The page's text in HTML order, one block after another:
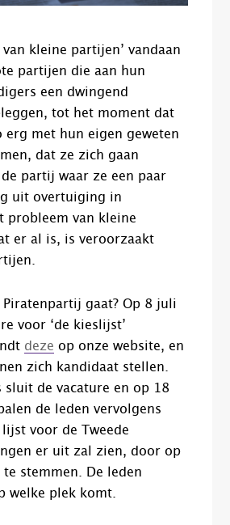
kleine partijen’ vandaan
partijen die aan hun
een dwingend
tot het moment dat
erg met hun eigen geweten
dat ze zich gaan
partij waar ze een paar
uit overtuiging in
probleem van kleine
er al is, is veroorzaakt
Piratenpartij gaat? Op 8 juli
voor ‘de kieslijst’
deze op onze website, en
zich kandidaat stellen.
sluit de vacature en op 18
de leden vervolgens
voor de Tweede
er uit zal zien, door op
stemmen. De leden
welke plek komt.